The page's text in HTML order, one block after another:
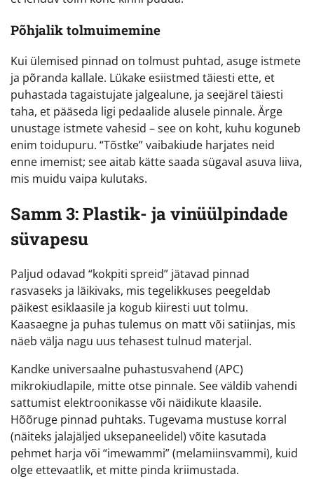
Põhjalik tolmuimemine
Kui ülemised pinnad on tolmust puhtad, asuge istmete
ja põranda kallale. Lükake esiistmed täiesti ette, et
puhastada tagaistujate jalgealune, ja seejärel täiesti
taha, et pääseda ligi pedaalide alusele pinnale. Ärge
unustage istmete vahesid – see on koht, kuhu koguneb
enim toidupuru. “Tõstke” vaibakiude harjates neid
enne imemist; see aitab kätte saada sügaval asuva liiva,
mis muidu vaipa kulutaks.
Samm 3: Plastik- ja vinüülpindade
süvapesu
Paljud odavad “kokpiti spreid” jätavad pinnad
rasvaseks ja läikivaks, mis tegelikkuses peegeldab
päikest esiklaasile ja kogub kiiresti uut tolmu.
Kaasaegne ja puhas tulemus on matt või satiinjas, mis
näeb välja nagu uus tehasest tulnud materjal.
Kandke universaalne puhastusvahend (APC)
mikrokiudlapile, mitte otse pinnale. See väldib vahendi
sattumist elektroonikasse või näidikute klaasile.
Hõõruge pinnad puhtaks. Tugevama mustuse korral
(näiteks jalajäljed uksepaneelidel) võite kasutada
pehmet harja või “imewammi” (melamiinsvammi), kuid
olge ettevaatlik, et mitte pinda kriimustada.